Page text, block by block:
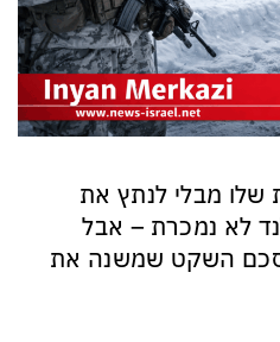
מבלי לנתץ את
לא נמכרת – אבל
השקט שמשנה את